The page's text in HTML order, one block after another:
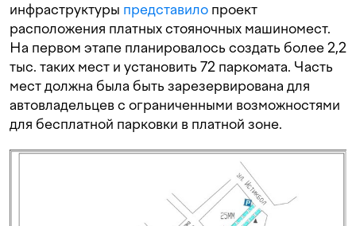
инфраструктуры представило проект
расположения платных стояночных машиномест.
На первом этапе планировалось создать более 2,2
тыс. таких мест и установить 72 паркомата. Часть
мест должна была быть зарезервирована для
автовладельцев с ограниченными возможностями
для бесплатной парковки в платной зоне.